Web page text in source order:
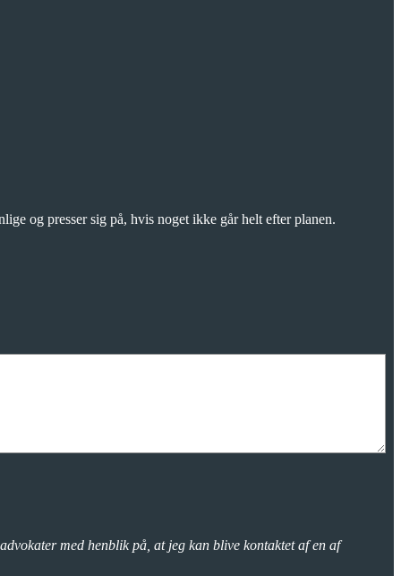
og presser sig på, hvis noget ikke går helt efter planen.
med henblik på, at jeg kan blive kontaktet af en af